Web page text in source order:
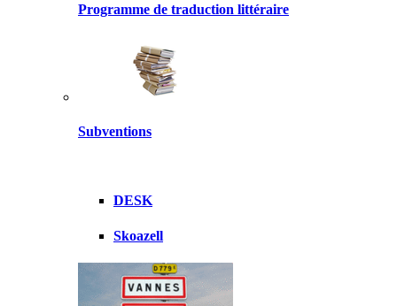
Programme de traduction littéraire
Subventions
DESK
Skoazell